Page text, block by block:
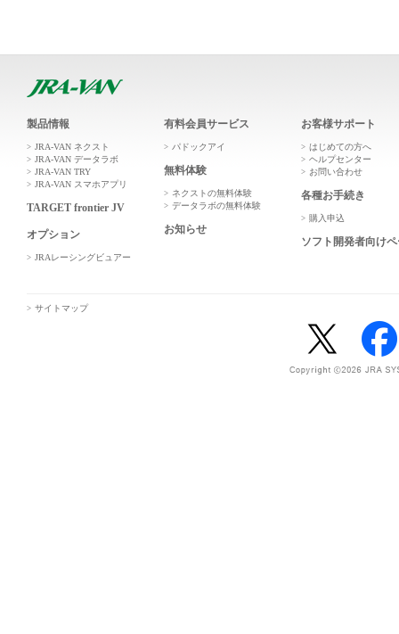
製品情報
JRA-VAN ネクスト
JRA-VAN データラボ
JRA-VAN TRY
JRA-VAN スマホアプリ
TARGET frontier JV
オプション
JRAレーシングビュアー
有料会員サービス
パドックアイ
無料体験
ネクストの無料体験
データラボの無料体験
お知らせ
お客様サポート
はじめての方へ
ヘルプセンター
お問い合わせ
各種お手続き
購入申込
ソフト開発者向け
サイトマップ